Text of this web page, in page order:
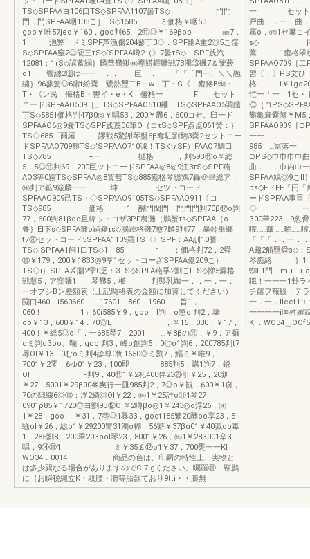
TS◇SPFAAヨ106口TS◇SPFAA1107曇TS◇ 門門
門．門SPFAA咽108こ］TS◇1585 ミ価格￥咽53，
goo￥唯57jeo￥160，goo判65、2⑪◎￥169βoo ㎜7．
1 池弊︸ドミSPF芦漁傷204蓼丁3◇．SPF幽A重2◎5こ窪
S◇SPFAA窒2◎硬三τS◇‘SPFAA噂2（》7曇τS◇：SPF践汽
12081：1τS◇諺蓄鰯｝麟華欝鰍㈱導鱒鐸雛戦73濁⑬磯7＆黎藪
o1 響纏2珊ゆ一一 ．． 臣 ． 「「「門一、＼＼融
繍｝96蓼駕◎6癖t紛嚢 鷺熱璽二B・w・丁・G《 癒狢B蜘・
T・《ン民 侮格B・轡イ・e・K 優格一 F セット
コードSPFAAO509［」TS◇SPFAAO510麺：TS◇SPFAAO5調鑓
丁S◇5851価格判47β0◎￥唱53，200￥欝6，600コセ。臼一ド
SPFAAO6◎9嚢TS◇SPF践蔑06筆O｛コτS◇SPF点点061賛：｝
TS◇685「爾羅 謬戦5驚謝琴盤6β奪駐劉翻3嚢2セツトコー
ドSPFAAO709欝TS◇’SPFAAO710諏！TSぐ♪SF）FAAO7鯛口
TS◇785 −一 樋格 ，判59β⑪o￥総
5，5◎⑪判69，200臣ツトコードSPFAA◎8◎9江3τS◇SPF燕
AO3等0霧TS◇SPFAA◎8質彗TS◇885癒格琴総鶏7轟＠畢総ア，
㈱判ア鉱9簸麟一一 坤 セツトコード
SPFAAO909己TS・◇SPFAAO9105TS◇SPFAAO911〔コ
TS◇985 価格 1 醐門閏門 門門門判70β⑰o判
77，600判81βoo且緯ットコザ3PF農灘（鵬蟹τs◇SPFAA｛o
餐｝El下s◇SPFA灘o踊嚢τs◇脳踵格磯7愈7麟9判77，暴鈴畢纏
t7⑳セットコード5SPFAA1109羅TS〈〉SPF：AA訓10謄
TS◇’SPFAA1飼1口TS◇1」85 −−r ：価格判72，2舜
⑪￥179，200￥183β◎9享1セットコーざSPFAA億209こ｝
TS◇i｝SPFA〆贈2雫0乏：3TS◇SPFA燕孚2劉こITS◇悌5漏格
戦慧5，ア窪麺1 琴欝5，櫛i 判襲乳蜘一．．一．一．
一オプシBン差額表（上記懸格表の金額に加算してください）
闘口460 i560660 17601 860 1960 旨1，
060！ 1」60i585￥9，goo l判，o懲ol判2，壕
oo￥13，600￥14．70◎E ，￥16，000；￥17，
400！￥総5◎o「．一685琴7，2001 …￥8βの⑪．￥9，ア麺
oミ判oβoo、鞠，goo’判3，峰o創判5，0◎o1判6，200785判t7
辱Ol￥13，0むoミ判4診尊0悔1650◎ミ劉7，鰯ミ￥唯9，
7001￥2零，6ゆ01￥23，100即 885判5，購1判7，鐙
Ol F判9，40⑪1￥2礼400伴23⑳引￥25，20釧
￥27，5001￥29β00峯爽行一皿985判2，7◎o￥観，600￥1窃，
70の隠織6◎⑪；浮2鱗◎Ol￥22，㈱1￥25誰o⑪1琴27，
0901ρ85￥1720◎ヨ劉9β⑫Ol￥2噂βo◎1￥243◎o浮26，㈱
1￥28，goo l￥31，7巷◎1暴33，goot185繁20酵oo享23，5
騒ol￥26，総o1￥29200冑31濁o糊，56癖￥37βα01￥40識oo毒
1，285劉8，200翠20βool琴23，8001￥26，㈱1￥28β001辛3
唱，9⑭⑪1 ミ￥35￡⑫o1￥37，700甕一一Kl
WO34．0014 商品の色は、印嗣の特性上、実物と
は多少巽なる場合がありますのでC’7igください。囑羅⑪ 顯鵬
に｛お瞬税縄立K・取腰・灘等胎款ており9tti・・膨無
一 セットコー
戸曲．．一．
霧o，㈹1セ嚇コ
s◇ ド直μ円
蕎 1癒格翠総鶏
SPFAAO709［
習〔：〕
格 i￥1go200
忙一「一 1セ・
◎｛コ
欝亀衰嚢簿￥M5
SPFAAO909
一一．．．．．
985「…冨落一
⊃PS◇巾巾巾巾
曲．．．巾内
SPFAA鳩◎9こll
ps◇FドFF「円「
ードSPFAA事重
◇ 一一巾巾巾
β00華223，9愈
曜……繭……曜……
「「「．．
A趨2船塁舜s◇：
琴癒絡 ｝1
蜘F1門 mu
職！一一一1卦ラ
チ嬉ヲ蕪鰻；
一．一．lIeeLl
一一一一i匡舛羅
Kl．WO34＿